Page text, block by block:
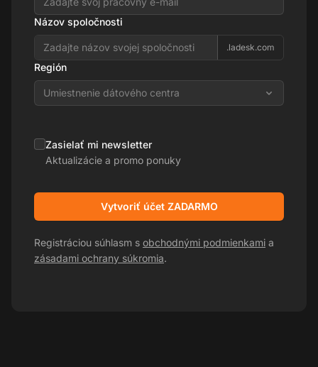
Názov spoločnosti
.ladesk.com
Región
Umiestnenie dátového centra
Zasielať mi newsletter
Aktualizácie a promo ponuky
Vytvoriť účet ZADARMO
Registráciou súhlasm s obchodnými podmienkami a
zásadami ochrany súkromia.